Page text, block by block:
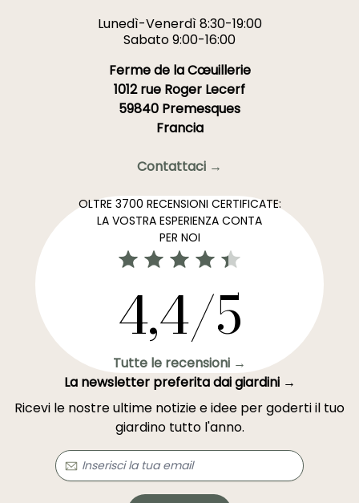
Lunedì-Venerdì 8:30-19:00
Sabato 9:00-16:00
Ferme de la Cœuillerie
1012 rue Roger Lecerf
59840 Premesques
Francia
Contattaci →
OLTRE 3700 RECENSIONI CERTIFICATE:
LA VOSTRA ESPERIENZA CONTA
PER NOI
4,4/5
Tutte le recensioni →
La newsletter preferita dai giardini →
Ricevi le nostre ultime notizie e idee per goderti il tuo
giardino tutto l'anno.